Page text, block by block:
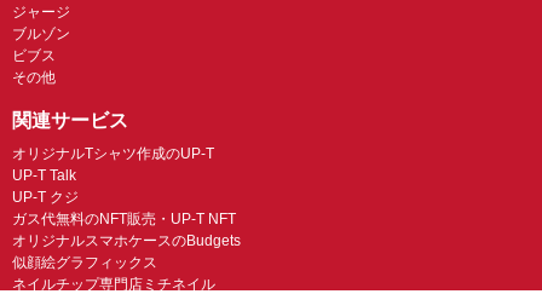
ジャージ
ブルゾン
ビブス
その他
関連サービス
オリジナルTシャツ作成のUP-T
UP-T Talk
UP-T クジ
ガス代無料のNFT販売・UP-T NFT
オリジナルスマホケースのBudgets
似顔絵グラフィックス
ネイルチップ専門店ミチネイル